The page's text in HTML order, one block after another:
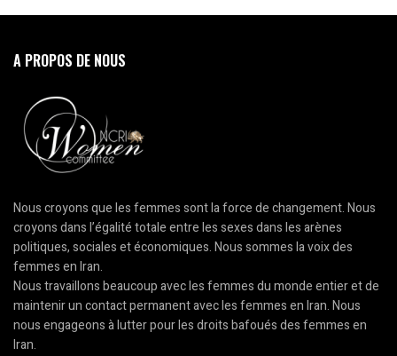
A PROPOS DE NOUS
Nous croyons que les femmes sont la force de changement. Nous
croyons dans l’égalité totale entre les sexes dans les arènes
politiques, sociales et économiques. Nous sommes la voix des
femmes en Iran.
Nous travaillons beaucoup avec les femmes du monde entier et de
maintenir un contact permanent avec les femmes en Iran. Nous
nous engageons à lutter pour les droits bafoués des femmes en
Iran.